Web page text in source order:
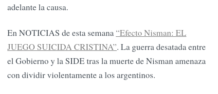
adelante la causa.
En NOTICIAS de esta semana “Efecto Nisman: EL
JUEGO SUICIDA CRISTINA”. La guerra desatada entre
el Gobierno y la SIDE tras la muerte de Nisman amenaza
con dividir violentamente a los argentinos.